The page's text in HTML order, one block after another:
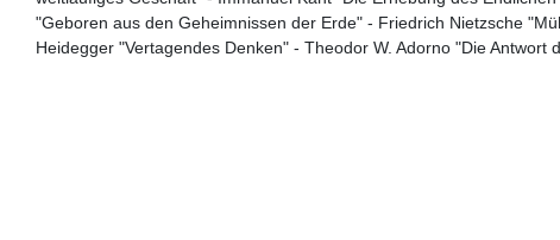
"Geboren aus den Geheimnissen der Erde" - Friedrich Nietzsche
Heidegger "Vertagendes Denken" - Theodor W. Adorno "Die Antwort